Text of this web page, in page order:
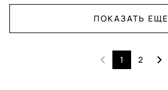
ПОКАЗАТЬ ЕЩЕ
1 2